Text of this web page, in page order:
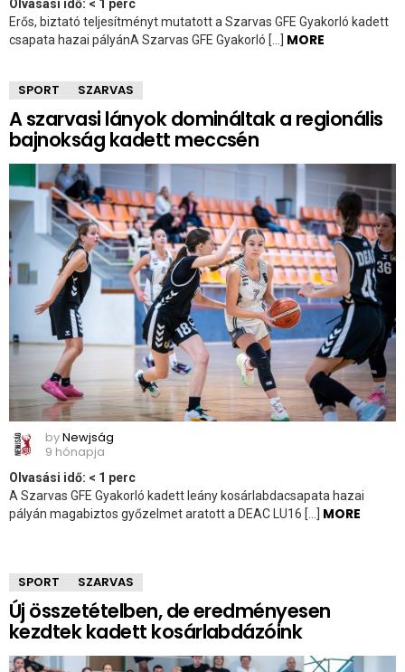
Olvasási idő: < 1 perc
Erős, biztató teljesítményt mutatott a Szarvas GFE Gyakorló kadett
csapata hazai pályánA Szarvas GFE Gyakorló […] MORE
SPORT SZARVAS
A szarvasi lányok domináltak a regionális
bajnokság kadett meccsén
byNewjság
9 hónapja
Olvasási idő: < 1 perc
A Szarvas GFE Gyakorló kadett leány kosárlabdacsapata hazai
pályán magabiztos győzelmet aratott a DEAC LU16 […] MORE
SPORT SZARVAS
Új összetételben, de eredményesen
kezdtek kadett kosárlabdázóink